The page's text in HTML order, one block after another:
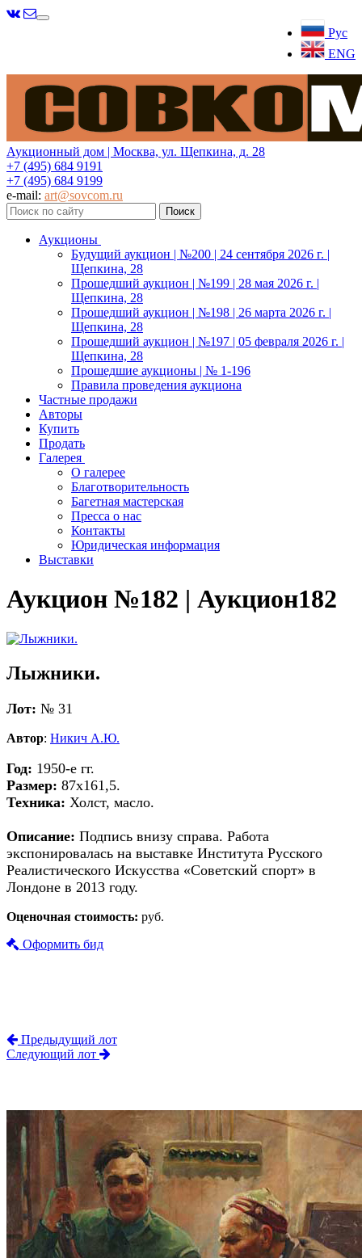
Рус
ENG
Меню
Аукционный дом | Москва, ул. Щепкина, д. 28
+7 (495) 684 9191
+7 (495) 684 9199
e-mail: art@sovcom.ru
Аукционы
Будущий аукцион | №200 | 24 сентября 2026 г. |
Щепкина, 28
Прошедший аукцион | №199 | 28 мая 2026 г. |
Щепкина, 28
Прошедший аукцион | №198 | 26 марта 2026 г. |
Щепкина, 28
Прошедший аукцион | №197 | 05 февраля 2026 г. |
Щепкина, 28
Прошедшие аукционы | № 1-196
Правила проведения аукциона
Частные продажи
Авторы
Купить
Продать
Галерея
О галерее
Благотворительность
Багетная мастерская
Пресса о нас
Контакты
Юридическая информация
Выставки
Аукцион №182 | Аукцион182
Лыжники.
Лот: № 31
Автор: Никич А.Ю.
Год: 1950-е гг.
Размер: 87х161,5.
Техника: Холст, масло.
Описание: Подпись внизу справа. Работа
экспонировалась на выставке Института Русского
Реалистического Искусства «Советский спорт» в
Лондоне в 2013 году.
Оценочная стоимость: руб.
Оформить бид
Предыдущий лот
Следующий лот